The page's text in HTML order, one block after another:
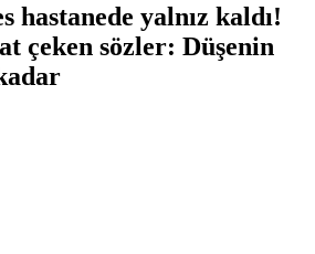
hastanede yalnız kaldı!
çeken sözler: Düşenin